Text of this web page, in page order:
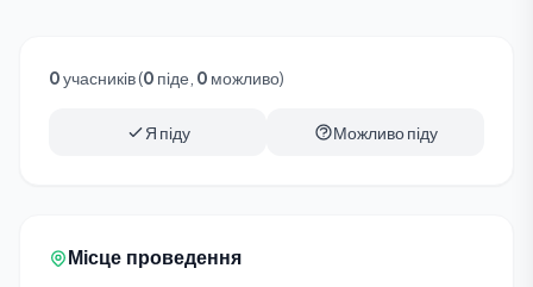
0учасників (0 піде, 0 можливо)
Я піду Можливо піду
Місце проведення